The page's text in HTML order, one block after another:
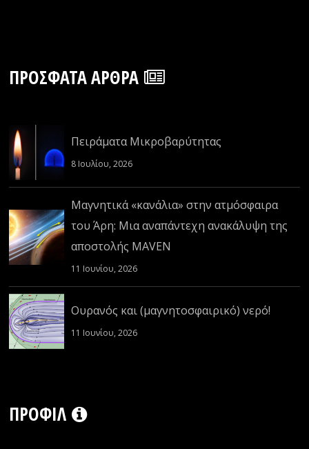
ΠΡΌΣΦΑΤΑ ΆΡΘΡΑ
Πειράματα Μικροβαρύτητας
8 Ιουλίου, 2026
Μαγνητικά «κανάλια» στην ατμόσφαιρα
του Άρη: Μια αναπάντεχη ανακάλυψη της
αποστολής MAVEN
11 Ιουνίου, 2026
Ουρανός και (μαγνητοσφαιρικό) νερό!
11 Ιουνίου, 2026
ΠΡΟΦΊΛ